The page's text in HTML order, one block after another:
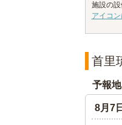
施設の
アイコ
首里
予報
8月7